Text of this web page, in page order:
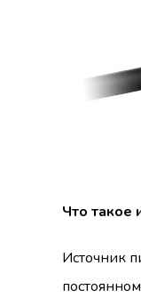
Что такое
Источник